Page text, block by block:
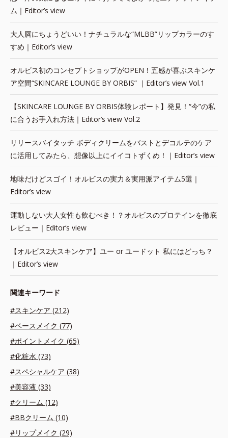
ム｜Editor’s view
大人唇にちょうどいい！ナチュラルな“MLBB”リップカラーのす
すめ｜Editor’s view
オルビス初のコンセプトショップがOPEN！五感が喜ぶスキンケ
ア空間“SKINCARE LOUNGE BY ORBIS” ｜Editor’s view Vol.1
【SKINCARE LOUNGE BY ORBIS体験レポート】発見！“今”の私
に合うお手入れ方法｜Editor’s view Vol.2
リリースバイタッチ ボディクリームをバストとデコルテのケア
に活用してみたら、想像以上にイイコトずくめ！｜Editor’s view
地味だけどスゴイ！オルビスの実力＆実用派アイテム5選｜
Editor’s view
運動しない大人女性も飲むべき！？オルビスのプロテインを徹底
レビュー｜Editor‘s view
【オルビス2大スキンケア】ユー or ユードット 私にはどっち？
｜Editor’s view
関連キーワード
#スキンケア (212)
#ベースメイク (77)
#ポイントメイク (65)
#化粧水 (73)
#スペシャルケア (38)
#美容液 (33)
#クリーム (12)
#BBクリーム (10)
#リップメイク (29)